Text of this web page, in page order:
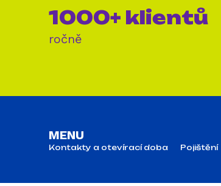
1000+ klientů
ročně
MENU
Kontakty a otevírací doba Pojištění